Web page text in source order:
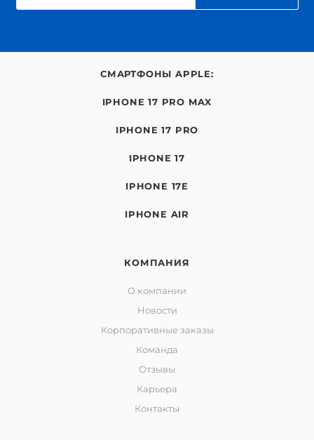
СМАРТФОНЫ APPLE:
IPHONE 17 PRO MAX
IPHONE 17 PRO
IPHONE 17
IPHONE 17E
IPHONE AIR
КОМПАНИЯ
О компании
Новости
Корпоративные заказы
Команда
Отзывы
Карьера
Контакты